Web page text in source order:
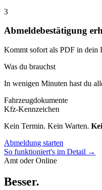
3
Abmeldebestätigung
Kommt sofort als PDF in dein
Was du brauchst
In wenigen Minuten hast du
Fahrzeugdokumente
Kfz-Kennzeichen
Kein Termin. Kein Warten.
Abmeldung starten
So funktioniert's im Detail →
Amt oder Online
Besser.